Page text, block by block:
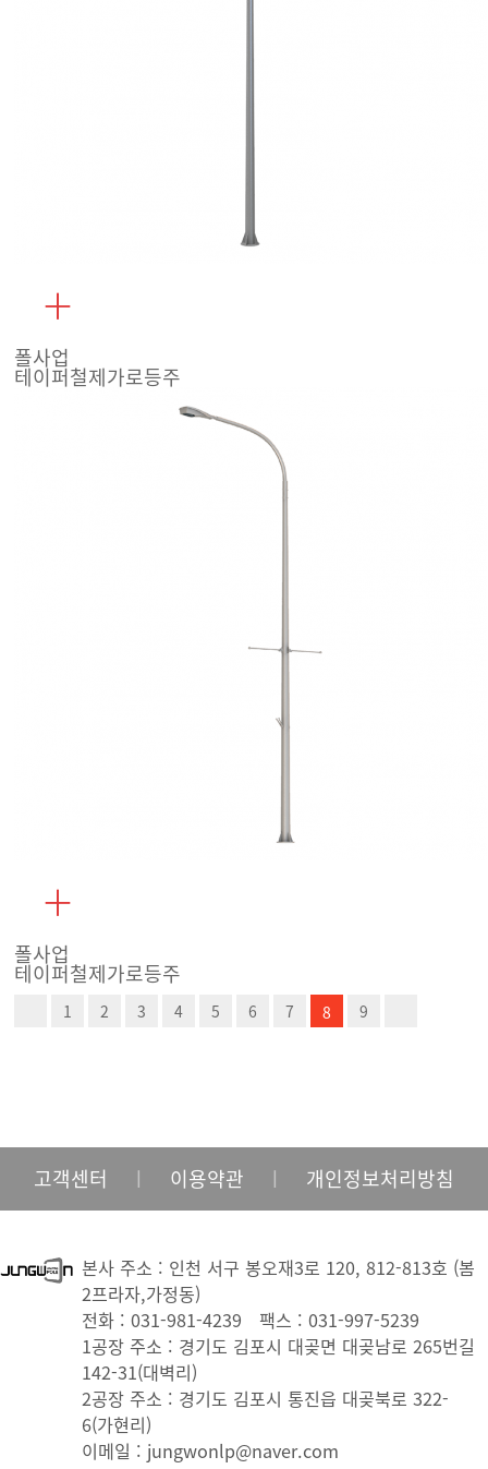
폴사업
테이퍼철제가로등주
폴사업
테이퍼철제가로등주
1 2 3 4 5 6 7 8 9
고객센터 ㅣ 이용약관 ㅣ 개인정보처리방침
본사 주소 : 인천 서구 봉오재3로 120, 812-813호 (봄
2프라자,가정동)
전화 : 031-981-4239
팩스 : 031-997-5239
1공장 주소 : 경기도 김포시 대곶면 대곶남로 265번길
142-31(대벽리)
2공장 주소 : 경기도 김포시 통진읍 대곶북로 322-
6(가현리)
이메일 : jungwonlp@naver.com